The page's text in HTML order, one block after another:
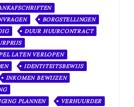
BORGSTELLINGEN
DUUR HUURCONTRACT
LATEN VERLOPEN
IDENTITEITSBEWIJS
INKOMEN BEWIJZEN
PLANNEN
VERHUURDER